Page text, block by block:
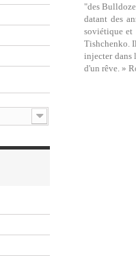
"des
datant des
soviétique et
Tishchenko.
injecter dans
d'un rêve. »